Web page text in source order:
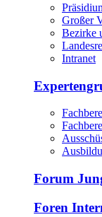
Großer
Bezirke
Intranet
Forum
Foren